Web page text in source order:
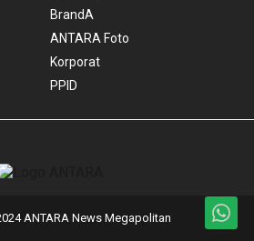
BrandA
ANTARA Foto
Korporat
PPID
ANTARA News Megapolitan